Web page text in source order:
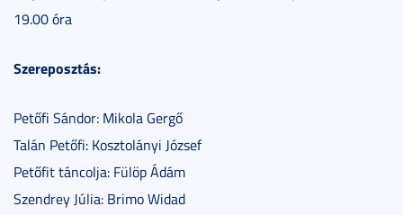
19.00 óra
Szereposztás:
Petőfi Sándor: Mikola Gergő
Talán Petőfi: Kosztolányi József
Petőfit táncolja: Fülöp Ádám
Szendrey Júlia: Brimo Widad